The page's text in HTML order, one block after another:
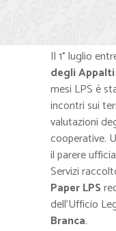
Il 1° luglio
degli
mesi LPS è
incontri sui
valutazioni
cooperative.
il parere
Servizi
Paper LPS
dell’Ufficio
Branca.